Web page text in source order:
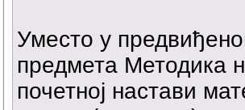
Уместо у
предмета Методика
почетној настави